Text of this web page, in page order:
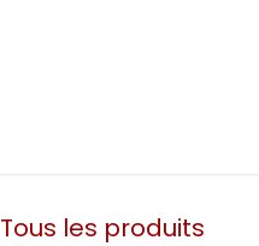
Tous les produits